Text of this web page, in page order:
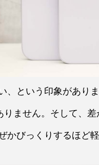
、という印象があり
ません。そして、
かびっくりするほど